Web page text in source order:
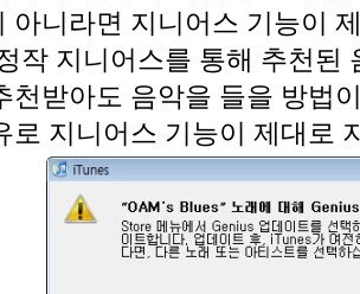
아니라면 지니어스 기능이
작 지니어스를 통해 추천된
천받아도 음악을 들을 방법
로 지니어스 기능이 제대로